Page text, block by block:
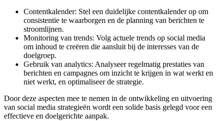
Contentkalender: Stel een duidelijke contentkalender op om
consistentie te waarborgen en de planning van berichten te
stroomlijnen.
Monitoring van trends: Volg actuele trends op social media
om inhoud te creëren die aansluit bij de interesses van de
doelgroep.
Gebruik van analytics: Analyseer regelmatig prestaties van
berichten en campagnes om inzicht te krijgen in wat werkt en
niet werkt, en optimaliseer de strategie.
Door deze aspecten mee te nemen in de ontwikkeling en uitvoering
van social media strategieën wordt een solide basis gelegd voor een
effectieve en doelgerichte aanpak.